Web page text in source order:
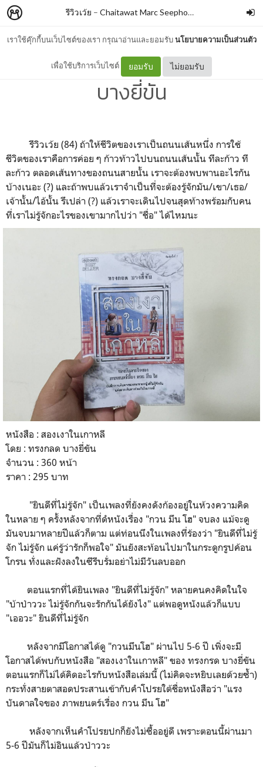
เราใช้คุ๊กกี้บนเว็บไซต์ของเรา กรุณาอ่านและยอมรับนโยบายความเป็นส่วนตัว
เพื่อใช้บริการเว็บไซต์ ยอมรับ ไม่ยอมรับ
รีวิวเว้ย – Chaitawat Marc Seephongsai
สองเงาในเกาหลี By ทรงกลด
บางยี่ขัน
รีวิวเว้ย (84) ถ้าให้ชีวิตของเราเป็นถนนเส้นหนึ่ง การใช้
ชีวิตของเราคือการค่อย ๆ ก้าวท้าวไปบนถนนเส้นนั้น ทีละก้าว ที
ละก้าว ตลอดเส้นทางของถนนสายนั้น เราจะต้องพบพานอะไรกัน
บ้างเนอะ (?) และถ้าพบแล้วเราจำเป็นที่จะต้องรู้จักมัน/เขา/เธอ/
เจ้านั้น/ไอ้นั้น รึเปล่า (?) แล้วเราจะเดินไปจนสุดท้างพร้อมกับคน
ที่เราไม่รู้จักอะไรของเขามากไปว่า "ชื่อ" ได้ไหมนะ
หนังสือ : สองเงาในเกาหลี
โดย : ทรงกลด บางยี่ขัน
จำนวน : 360 หน้า
ราคา : 295 บาท
"ยินดีที่ไม่รู้จัก" เป็นเพลงที่ยังคงดังก้องอยู่ในห้วงความคิด
ในหลาย ๆ ครั้งหลังจากที่ดํหนังเรื่อง "กวน มึน โฮ" จบลง แม้จะดู
มันจบมาหลายปีแล้วก็ตาม แต่ท่อนนึงในเพลงที่ร้องว่า "ยินดีที่ไม่รู้
จัก ไม่รู้จัก แค่รู้ว่ารักก็พอใจ" มันยังสะท้อนไปมาในกระดูกรูปค้อน
โกรน ทั่งและฝังลงในซีรีบรั่มอย่าไม่มีวันลบออก
ตอนแรกที่ได้ยินเพลง "ยินดีที่ไม่รู้จัก" หลายคนคงคิดในใจ
"บ้าป่าววะ ไม่รู้จักกันจะรักกันได้ยังไง" แต่พอดูหนังแล้วก็แบบ
"เออวะ" ยินดีที่ไม่รู้จัก
หลังจากมีโอกาสได้ดู "กวนมึนโฮ" ผ่านไป 5-6 ปี เพิ่งจะมี
โอกาสได้พบกับหนังสือ "สองเงาในเกาหลี" ของ ทรงกรด บางยี่ขัน
ตอนแรกก็ไม่ได้คิดอะไรกับหนังสือเล่มนี้ (ไม่คิดจะหยิบเลยด้วยซ้ำ)
กระทั่งสายตาสอดประสานเข้ากับคำโปรยใต้ชื่อหนังสือว่า "แรง
บันดาลใจของ ภาพยนตร์เรื่อง กวน มึน โฮ"
หลังจากเห็นคำโปรยปกก็ยังไม่ซื้ออยู่ดี เพราะตอนนี้ผ่านมา
5-6 ปีมันก็ไม่อินแล้วป่าววะ